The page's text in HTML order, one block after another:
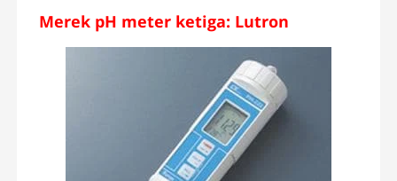
Merek pH meter ketiga: Lutron